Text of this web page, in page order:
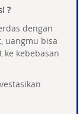
?
dengan
uangmu bisa
kebebasan